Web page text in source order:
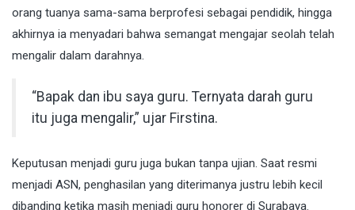
orang tuanya sama-sama berprofesi sebagai pendidik, hingga
akhirnya ia menyadari bahwa semangat mengajar seolah telah
mengalir dalam darahnya.
“Bapak dan ibu saya guru. Ternyata darah guru
itu juga mengalir,” ujar Firstina.
Keputusan menjadi guru juga bukan tanpa ujian. Saat resmi
menjadi ASN, penghasilan yang diterimanya justru lebih kecil
dibanding ketika masih menjadi guru honorer di Surabaya.